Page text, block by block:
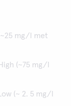
mg/l met
(~75 mg/l
(~ 2. 5 mg/l